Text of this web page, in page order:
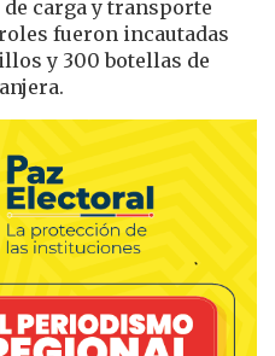
carga y transporte
fueron incautadas
y 300 botellas de